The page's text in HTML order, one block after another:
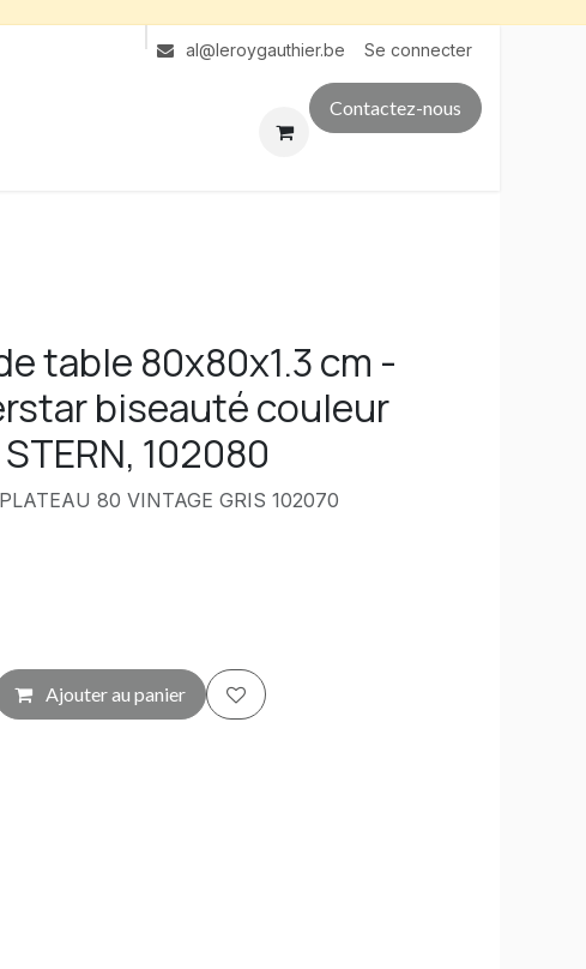
al@leroygauthier.be Se connecter
Contactez-nous
table 80x80x1.3 cm -
biseauté couleur
102080
80 VINTAGE GRIS 102070
Ajouter au panier